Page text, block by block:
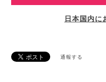
日本国内に
通報する